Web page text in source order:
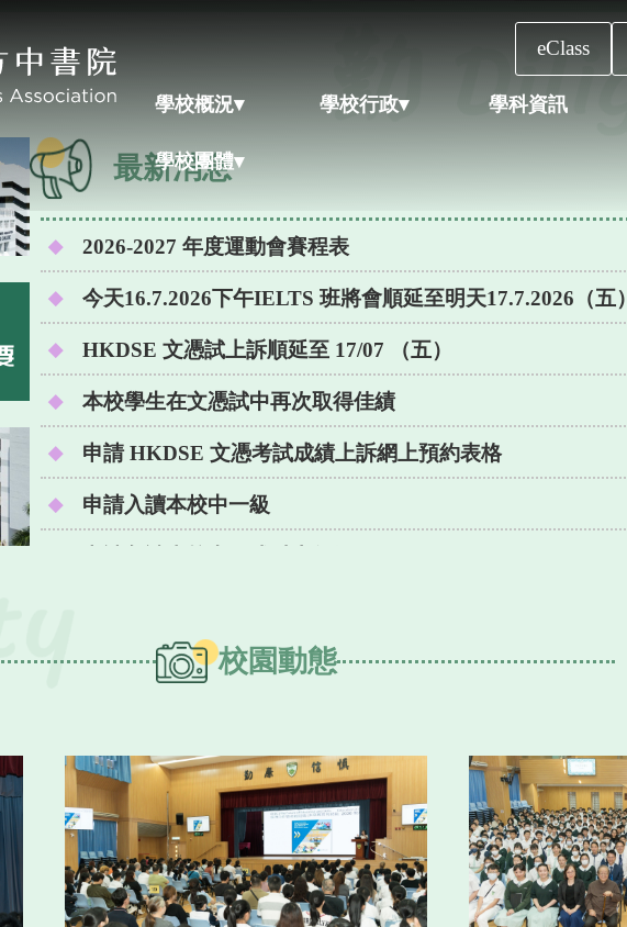
eClass
學校概況▾ 學校行政▾ 學科資訊
學校團體▾
最新消息
2026-2027 年度運動會賽程表
今天16.7.2026下午IELTS 班將會順延至明天17.7.2026（五）
HKDSE 文憑試上訴順延至 17/07 （五）
本校學生在文憑試中再次取得佳績
申請 HKDSE 文憑考試成績上訴網上預約表格
申請入讀本校中一級
馬灣及故宮文化博物館一天遊入圍結果通知
校園動態